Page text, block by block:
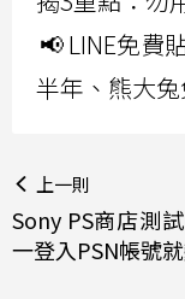
📢 LINE免費
半年、熊大
上一則
Sony PS商店測
一登入PSN帳號